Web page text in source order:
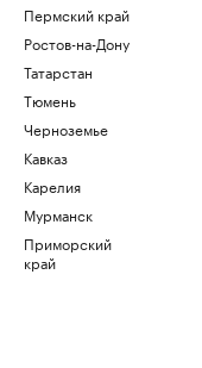
Пермский край
Ростов-на-Дону
Татарстан
Тюмень
Черноземье
Кавказ
Карелия
Мурманск
Приморский
край